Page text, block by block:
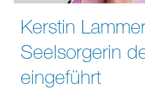
Kerstin
Seelsorgerin
eingeführt